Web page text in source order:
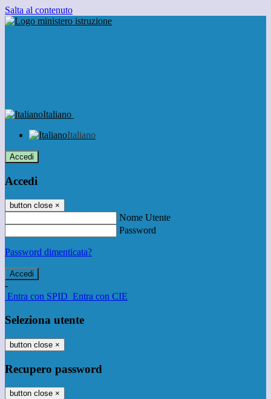
Salta al contenuto
Italiano
Italiano
Accedi
Accedi
button close ×
Nome Utente
Password
Password dimenticata?
-
Entra con SPID Entra con CIE
Seleziona utente
button close ×
Recupero password
button close ×